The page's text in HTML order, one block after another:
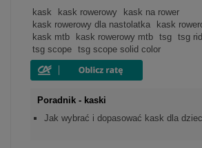
kask kask rowerowy
kask na rower
kask rowerowy dla nastolatka
kask
kask mtb
kask rowerowy mtb tsg tsg
tsg scope
tsg scope solid color
Poradnik - kaski
Jak wybrać i dopasować kask dla